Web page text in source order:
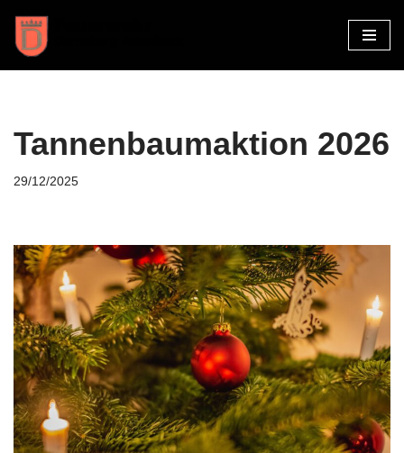
Zum
Inhalt
Tannenbaumaktion 2026
29/12/2025